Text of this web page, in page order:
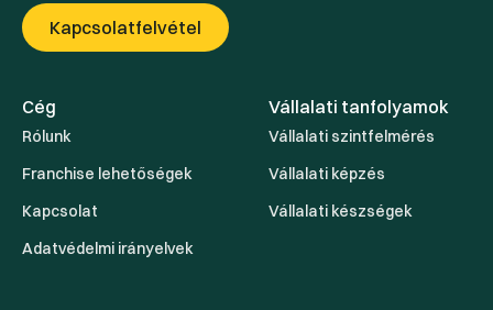
Kapcsolatfelvétel
Cég
Rólunk
Franchise lehetőségek
Kapcsolat
Adatvédelmi irányelvek
Vállalati tanfolyamok
Vállalati szintfelmérés
Vállalati képzés
Vállalati készségek